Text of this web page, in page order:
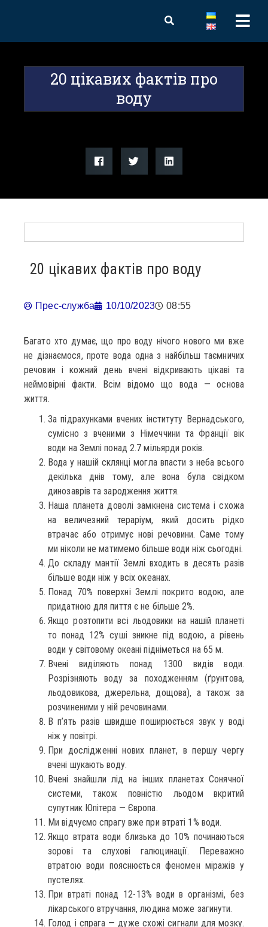
20 цікавих фактів про
воду
20 цікавих фактів про воду
Прес-служба 10/10/2023 08:55
Багато хто думає, що про воду нічого нового ми вже
не дізнаємося, проте вода одна з найбільш таємничих
речовин і кожний день вчені відкривають цікаві та
неймовірні факти. Всім відомо що вода — основа
життя.
За підрахунками вчених інституту Вернадського,
сумісно з вченими з Німеччини та Франції вік
води на Землі понад 2.7 мільярди років.
Вода у нашій склянці могла впасти з неба всього
декілька днів тому, але вона була свідком
динозаврів та зародження життя.
Наша планета доволі замкнена система і схожа
на величезний тераріум, який досить рідко
втрачає або отримує нові речовини. Саме тому
ми ніколи не матимемо більше води ніж сьогодні.
До складу мантії Землі входить в десять разів
більше води ніж у всіх океанах.
Понад 70% поверхні Землі покрито водою, але
придатною для пиття є не більше 2%.
Якщо розтопити всі льодовики на нашій планеті
то понад 12% суші зникне під водою, а рівень
води у світовому океані підніметься на 65 м.
Вчені виділяють понад 1300 видів води.
Розрізняють воду за походженням (ґрунтова,
льодовикова, джерельна, дощова), а також за
розчиненими у ній речовинами.
В п’ять разів швидше поширюється звук у воді
ніж у повітрі.
При дослідженні нових планет, в першу чергу
вчені шукають воду.
Вчені знайшли лід на інших планетах Сонячної
системи, також повністю льодом вкритий
супутник Юпітера — Європа.
Ми відчуємо спрагу вже при втраті 1% води.
Якщо втрата води близька до 10% починаються
зорові та слухові галюцинації. Переважно
втратою води пояснюється феномен міражів у
пустелях.
При втраті понад 12-13% води в організмі, без
лікарського втручання, людина може загинути.
Голод і спрага — дуже схожі сигнали для мозку.